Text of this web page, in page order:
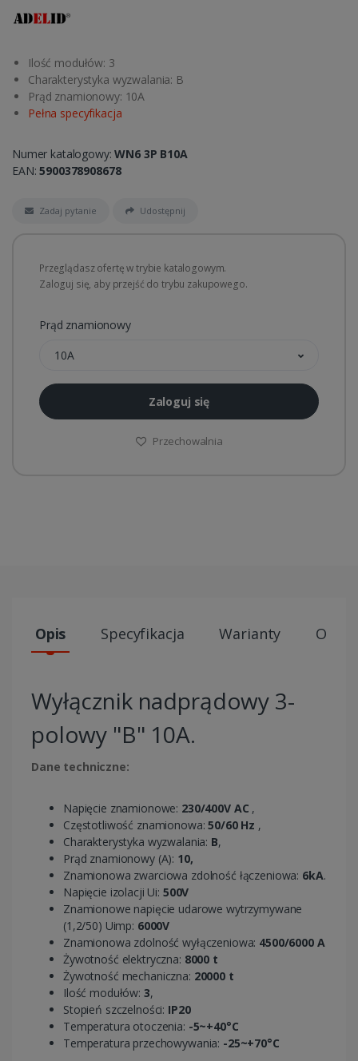
Ilość modułów: 3
Charakterystyka wyzwalania: B
Prąd znamionowy: 10A
Pełna specyfikacja
Numer katalogowy:WN6 3P B10A
EAN:5900378908678
Zadaj pytanie Udostępnij
Przeglądasz ofertę w trybie katalogowym.
Zaloguj się, aby przejść do trybu zakupowego.
Prąd znamionowy
10A
Zaloguj się
Przechowalnia
Opis Specyfikacja Warianty
Wyłącznik nadprądowy 3-
polowy "B" 10A.
Dane techniczne:
Napięcie znamionowe: 230/400V AC ,
Częstotliwość znamionowa:50/60 Hz ,
Charakterystyka wyzwalania: B,
Prąd znamionowy (A): 10,
Znamionowa zwarciowa zdolność łączeniowa: 6kA.
Napięcie izolacji Ui: 500V
Znamionowe napięcie udarowe wytrzymywane
(1,2/50) Uimp: 6000V
Znamionowa zdolność wyłączeniowa: 4500/6000 A
Żywotność elektryczna: 8000 t
Żywotność mechaniczna: 20000 t
Ilość modułów: 3,
Stopień szczelności: IP20
Temperatura otoczenia: -5~+40°C
Temperatura przechowywania: -25~+70°C